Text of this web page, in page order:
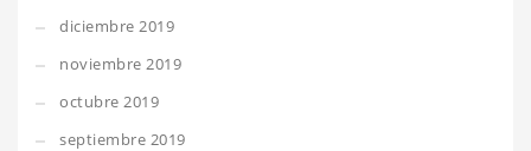
diciembre 2019
noviembre 2019
octubre 2019
septiembre 2019